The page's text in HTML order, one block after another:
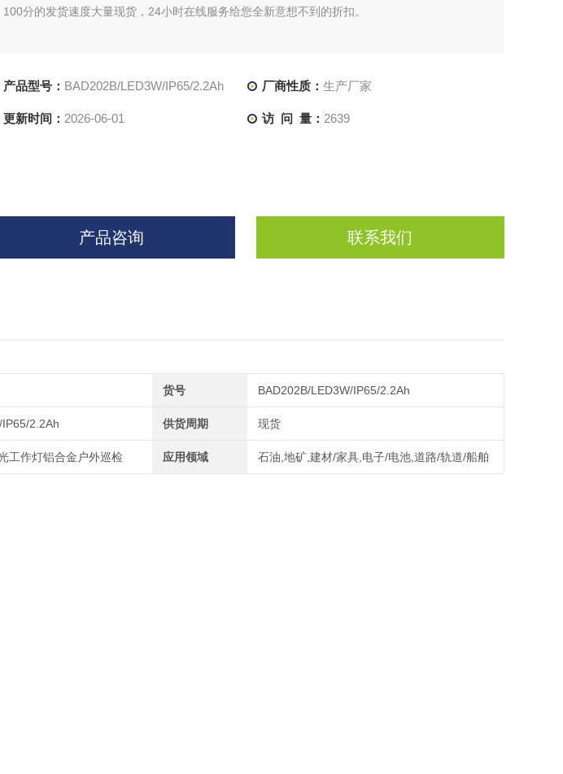
100分的发货速度大量现货，24小时在线服务给您全新意想不到的折扣。
产品型号： BAD202B/LED3W/IP65/2.2Ah 厂商性质： 生产厂家
更新时间： 2026-06-01 访 问 量： 2639
产品咨询 联系我们
货号 BAD202B/LED3W/IP65/2.2Ah
2.2Ah 供货周期 现货
工作灯铝合金户外巡检 应用领域 石油,地矿,建材/家具,电子/电池,道路/轨道/船舶